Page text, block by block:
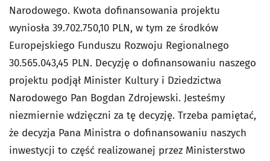
Narodowego. Kwota dofinansowania projektu
wyniosła 39.702.750,10 PLN, w tym ze środków
Europejskiego Funduszu Rozwoju Regionalnego
30.565.043,45 PLN. Decyzję o dofinansowaniu naszego
projektu podjął Minister Kultury i Dziedzictwa
Narodowego Pan Bogdan Zdrojewski. Jesteśmy
niezmiernie wdzięczni za tę decyzję. Trzeba pamiętać,
że decyzja Pana Ministra o dofinansowaniu naszych
inwestycji to część realizowanej przez Ministerstwo